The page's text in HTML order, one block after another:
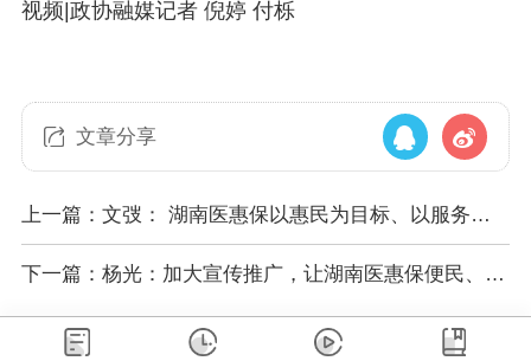
视频|政协融媒记者 倪婷 付栎
文章分享
上一篇：文弢： 湖南医惠保以惠民为目标、以服务为
根本
下一篇：杨光：加大宣传推广，让湖南医惠保便民、惠